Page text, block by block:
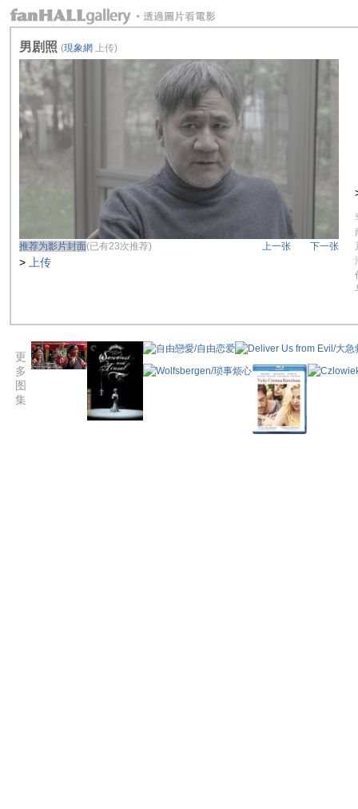
男剧照 (現象網 上传)
推荐为影片封面(已有23次推荐) 上一张 下一张
> 上传
更
多
图
集